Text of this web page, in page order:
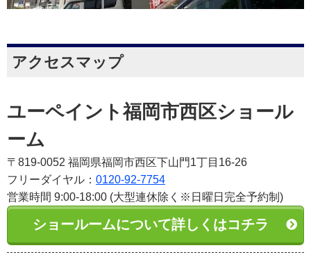
アクセスマップ
ユーペイント福岡市西区ショール
ーム
〒819-0052 福岡県福岡市西区下山門1丁目16-26
フリーダイヤル： 0120-92-7754
営業時間 9:00-18:00 (大型連休除く※日曜日完全予約制)
ショールームについて詳しくはコチラ